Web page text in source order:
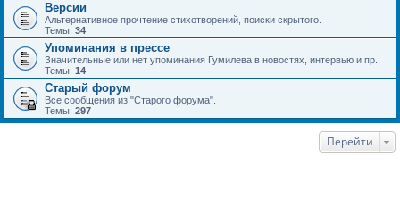
Версии
Альтернативное прочтение стихотворений, поиски скрытого.
Темы: 34
Упоминания в прессе
Значительные или нет упоминания Гумилева в новостях, интервью и пр.
Темы: 14
Старый форум
Все сообщения из "Старого форума".
Темы: 297
Перейти